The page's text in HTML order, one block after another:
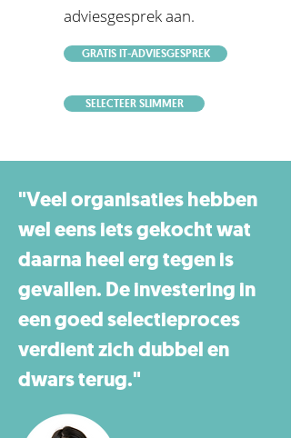
adviesgesprek aan.
GRATIS IT-ADVIESGESPREK
SELECTEER SLIMMER
"Veel organisaties hebben
wel eens iets gekocht wat
daarna heel erg tegen is
gevallen. De investering in
een goed selectieproces
verdient zich dubbel en
dwars terug."